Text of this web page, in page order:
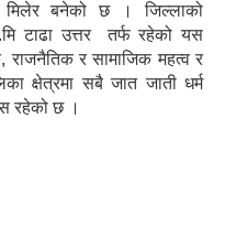
मिलेर बनेको छ । जिल्लाको
टाढा उत्तर तर्फ रहेको यस
राजनैतिक र सामाजिक महत्व र
क्षेत्रमा सबै जात जाती धर्म
रहेको छ ।